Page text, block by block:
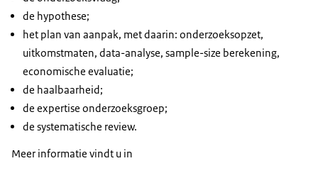
de hypothese;
het plan van aanpak, met daarin: onderzoeksopzet,
uitkomstmaten, data-analyse, sample-size berekening,
economische evaluatie;
de haalbaarheid;
de expertise onderzoeksgroep;
de systematische review.
Meer informatie vindt u in